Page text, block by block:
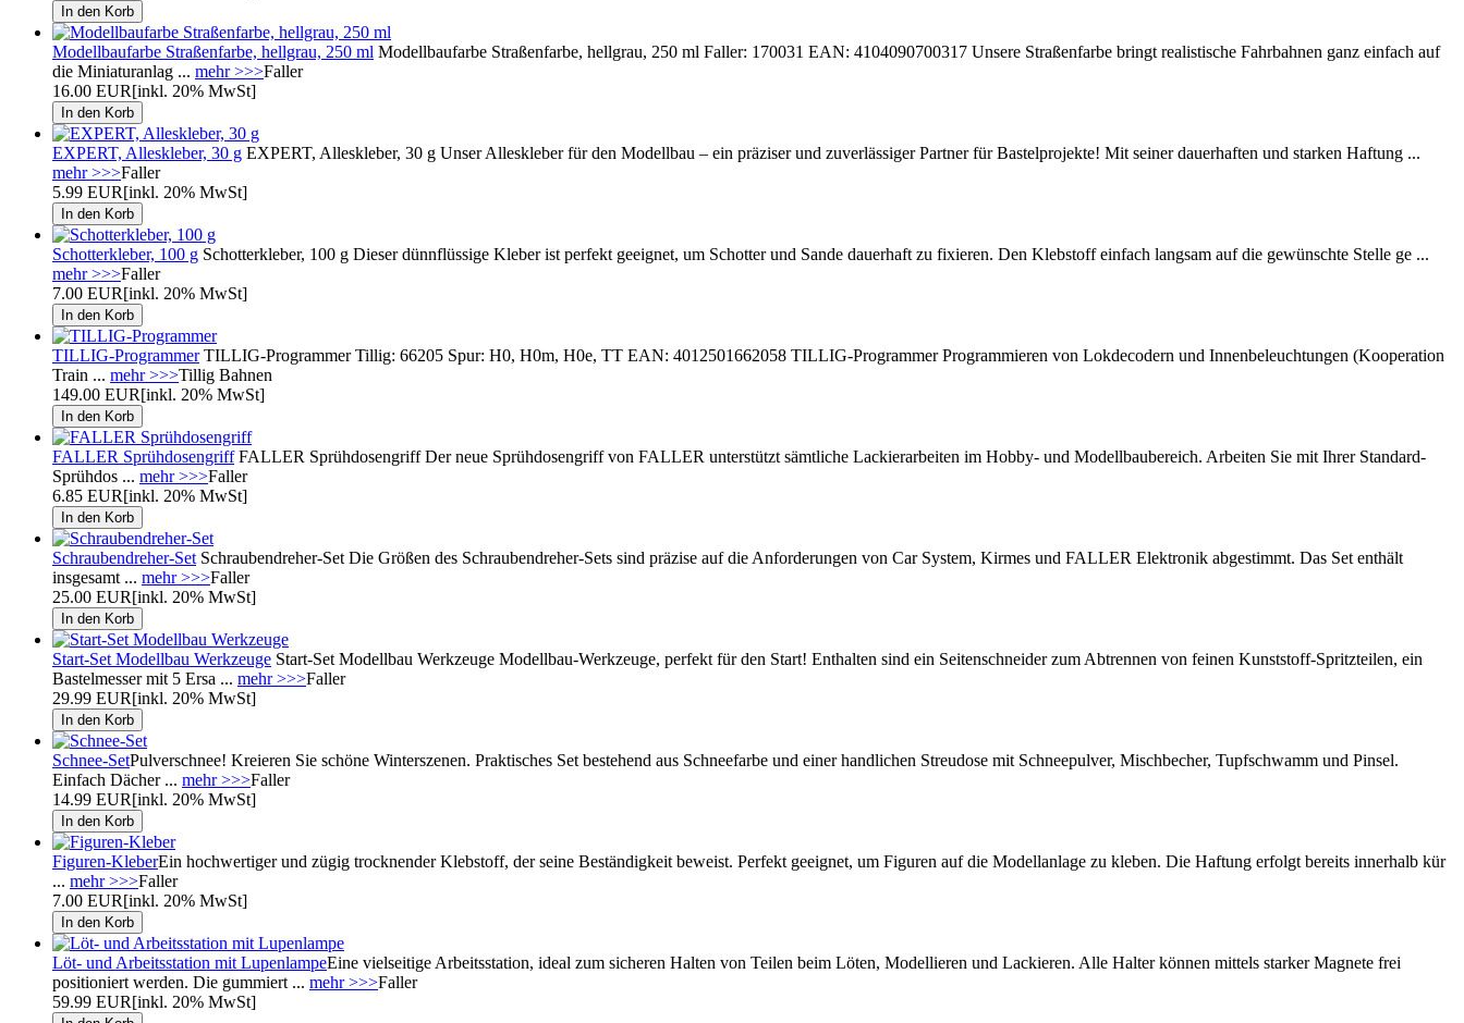
Modellbaufarbe Straßenfarbe, hellgrau, 250 ml Modellbaufarbe Straßenfarbe, hellgrau, 250 ml Faller: 170031 EAN: 4104090700317 Unsere Straßenfarbe bringt realistische Fahrbahnen ganz einfach auf
die Miniaturanlag ... mehr >>>Faller
16.00 EUR[inkl. 20% MwSt]
EXPERT, Alleskleber, 30 g EXPERT, Alleskleber, 30 g Unser Alleskleber für den Modellbau – ein präziser und zuverlässiger Partner für Bastelprojekte! Mit seiner dauerhaften und starken Haftung ...
mehr >>>Faller
5.99 EUR[inkl. 20% MwSt]
Schotterkleber, 100 g Schotterkleber, 100 g Dieser dünnflüssige Kleber ist perfekt geeignet, um Schotter und Sande dauerhaft zu fixieren. Den Klebstoff einfach langsam auf die gewünschte Stelle ge ...
mehr >>>Faller
7.00 EUR[inkl. 20% MwSt]
TILLIG-ProgrammerTILLIG-Programmer Tillig: 66205 Spur: H0, H0m, H0e, TT EAN: 4012501662058 TILLIG-Programmer Programmieren von Lokdecodern und Innenbeleuchtungen (Kooperation
Train ... mehr >>>Tillig Bahnen
149.00 EUR[inkl. 20% MwSt]
FALLER SprühdosengriffFALLER Sprühdosengriff Der neue Sprühdosengriff von FALLER unterstützt sämtliche Lackierarbeiten im Hobby- und Modellbaubereich. Arbeiten Sie mit Ihrer Standard-
Sprühdos ... mehr >>>Faller
6.85 EUR[inkl. 20% MwSt]
Schraubendreher-Set Schraubendreher-Set Die Größen des Schraubendreher-Sets sind präzise auf die Anforderungen von Car System, Kirmes und FALLER Elektronik abgestimmt. Das Set enthält
insgesamt ... mehr >>>Faller
25.00 EUR[inkl. 20% MwSt]
Start-Set Modellbau Werkzeuge Start-Set Modellbau Werkzeuge Modellbau-Werkzeuge, perfekt für den Start! Enthalten sind ein Seitenschneider zum Abtrennen von feinen Kunststoff-Spritzteilen, ein
Bastelmesser mit 5 Ersa ... mehr >>>Faller
29.99 EUR[inkl. 20% MwSt]
Schnee-SetPulverschnee! Kreieren Sie schöne Winterszenen. Praktisches Set bestehend aus Schneefarbe und einer handlichen Streudose mit Schneepulver, Mischbecher, Tupfschwamm und Pinsel.
Einfach Dächer ... mehr >>>Faller
14.99 EUR[inkl. 20% MwSt]
Figuren-KleberEin hochwertiger und zügig trocknender Klebstoff, der seine Beständigkeit beweist. Perfekt geeignet, um Figuren auf die Modellanlage zu kleben. Die Haftung erfolgt bereits innerhalb kür
... mehr >>>Faller
7.00 EUR[inkl. 20% MwSt]
Löt- und Arbeitsstation mit LupenlampeEine vielseitige Arbeitsstation, ideal zum sicheren Halten von Teilen beim Löten, Modellieren und Lackieren. Alle Halter können mittels starker Magnete frei
positioniert werden. Die gummiert ... mehr >>>Faller
59.99 EUR[inkl. 20% MwSt]